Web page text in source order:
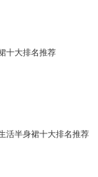
十大排名推荐
活半身裙十大排名推荐